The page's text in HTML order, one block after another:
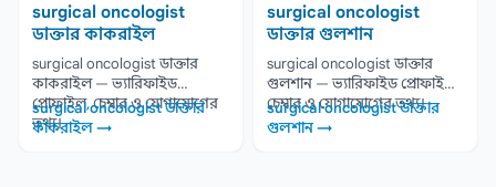
surgical oncologist
ডাক্তার কাকরাইল
surgical oncologist ডাক্তার
কাকরাইল — ভ্যারিফাইড
প্রোফাইল, চেম্বার ও যোগাযোগের
তথ্য।
surgical oncologist ডাক্তার
কাকরাইল →
surgical oncologist
ডাক্তার গুলশান
surgical oncologist ডাক্তার
গুলশান — ভ্যারিফাইড প্রোফাইল,
চেম্বার ও যোগাযোগের তথ্য।
surgical oncologist ডাক্তার
গুলশান →